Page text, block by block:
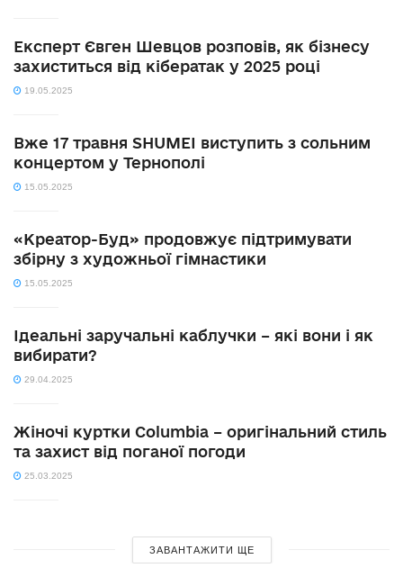
Експерт Євген Шевцов розповів, як бізнесу
захиститься від кібератак у 2025 році
19.05.2025
Вже 17 травня SHUMEI виступить з сольним
концертом у Тернополі
15.05.2025
«Креатор-Буд» продовжує підтримувати
збірну з художньої гімнастики
15.05.2025
Ідеальні заручальні каблучки – які вони і як
вибирати?
29.04.2025
Жіночі куртки Columbia – оригінальний стиль
та захист від поганої погоди
25.03.2025
ЗАВАНТАЖИТИ ЩЕ